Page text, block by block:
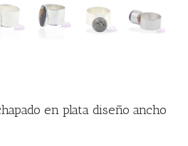
en plata diseño ancho